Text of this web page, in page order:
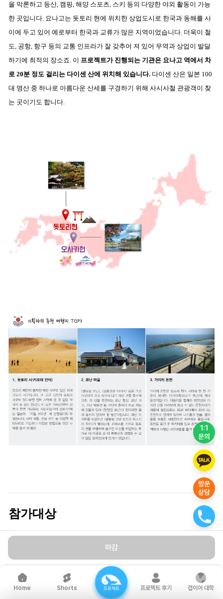
1:1
문의
방문
상담
을 막론하고 등산, 캠핑, 해양 스포츠, 스키 등의 다양한 야외 활동이 가능
한 곳입니다. 요나고는 돗토리 현에 위치한 상업도시로 한국과 동해를 사
이에 두고 있어 예로부터 한국과 교류가 많은 지역이었습니다. 더욱이 철
도, 공항, 항구 등의 교통 인프라가 잘 갖추어 져 있어 무역과 상업이 발달
하기에 최적의 장소죠. 이 프로젝트가 진행되는 기관은 요나고 역에서 차
로 20분 정도 걸리는 다이센 산에 위치해 있습니다. 다이센 산은 일본 100
대 명산 중 하나로 아름다운 산세를 구경하기 위해 사시사철 관광객이 찾
는 곳이기도 합니다.
참가대상
신체 건강한 성인 남녀 누구나
-영어 또는 일본어로 기본적인 의사소통이 가능한 사람 누구나
- 관광분야에 실무 경험을 쌓고 싶은 사람
마감
Home Shorts 프로젝트 프로젝트 후기 갭이어 대학